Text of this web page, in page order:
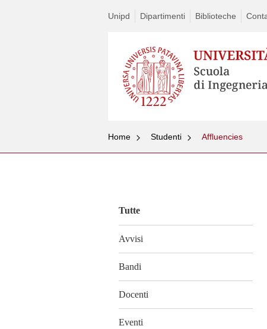
Unipd Dipartimenti Biblioteche
Home Studenti Affluencies
Tutte
Avvisi
Bandi
Docenti
Eventi